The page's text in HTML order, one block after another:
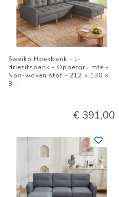
Sweiko Hoekbank - L-
driezitsbank - Opbergruimte -
Non-woven stof - 212 × 130 ×
8...
€ 391,00